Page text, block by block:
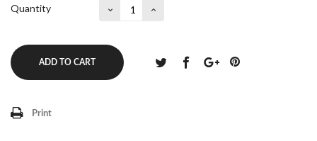
Quantity
ADD TO CART
Print